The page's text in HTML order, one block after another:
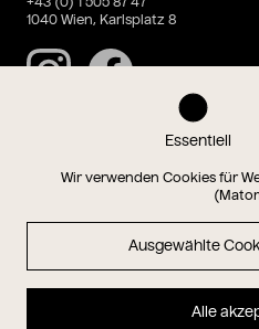
Essentiell
Wir verwenden Cookies für
Ausgewählte
Alle
1040 Wien, Karlsplatz 8
InstagramFacebook
Magazin